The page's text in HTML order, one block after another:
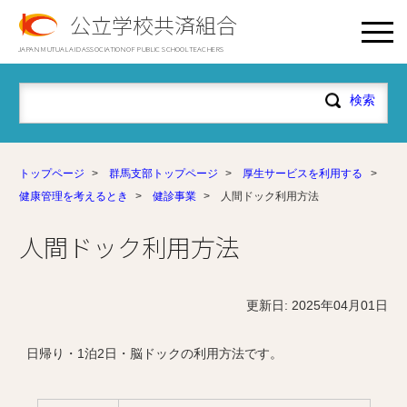
公立学校共済組合
JAPAN MUTUAL AID ASSOCIATION OF PUBLIC SCHOOL TEACHERS
トップページ > 群馬支部トップページ > 厚生サービスを利用する
>
健康管理を考えるとき
> 健診事業 > 人間ドック利用方法
人間ドック利用方法
更新日: 2025年04月01日
日帰り・1泊2日・脳ドックの利用方法です。